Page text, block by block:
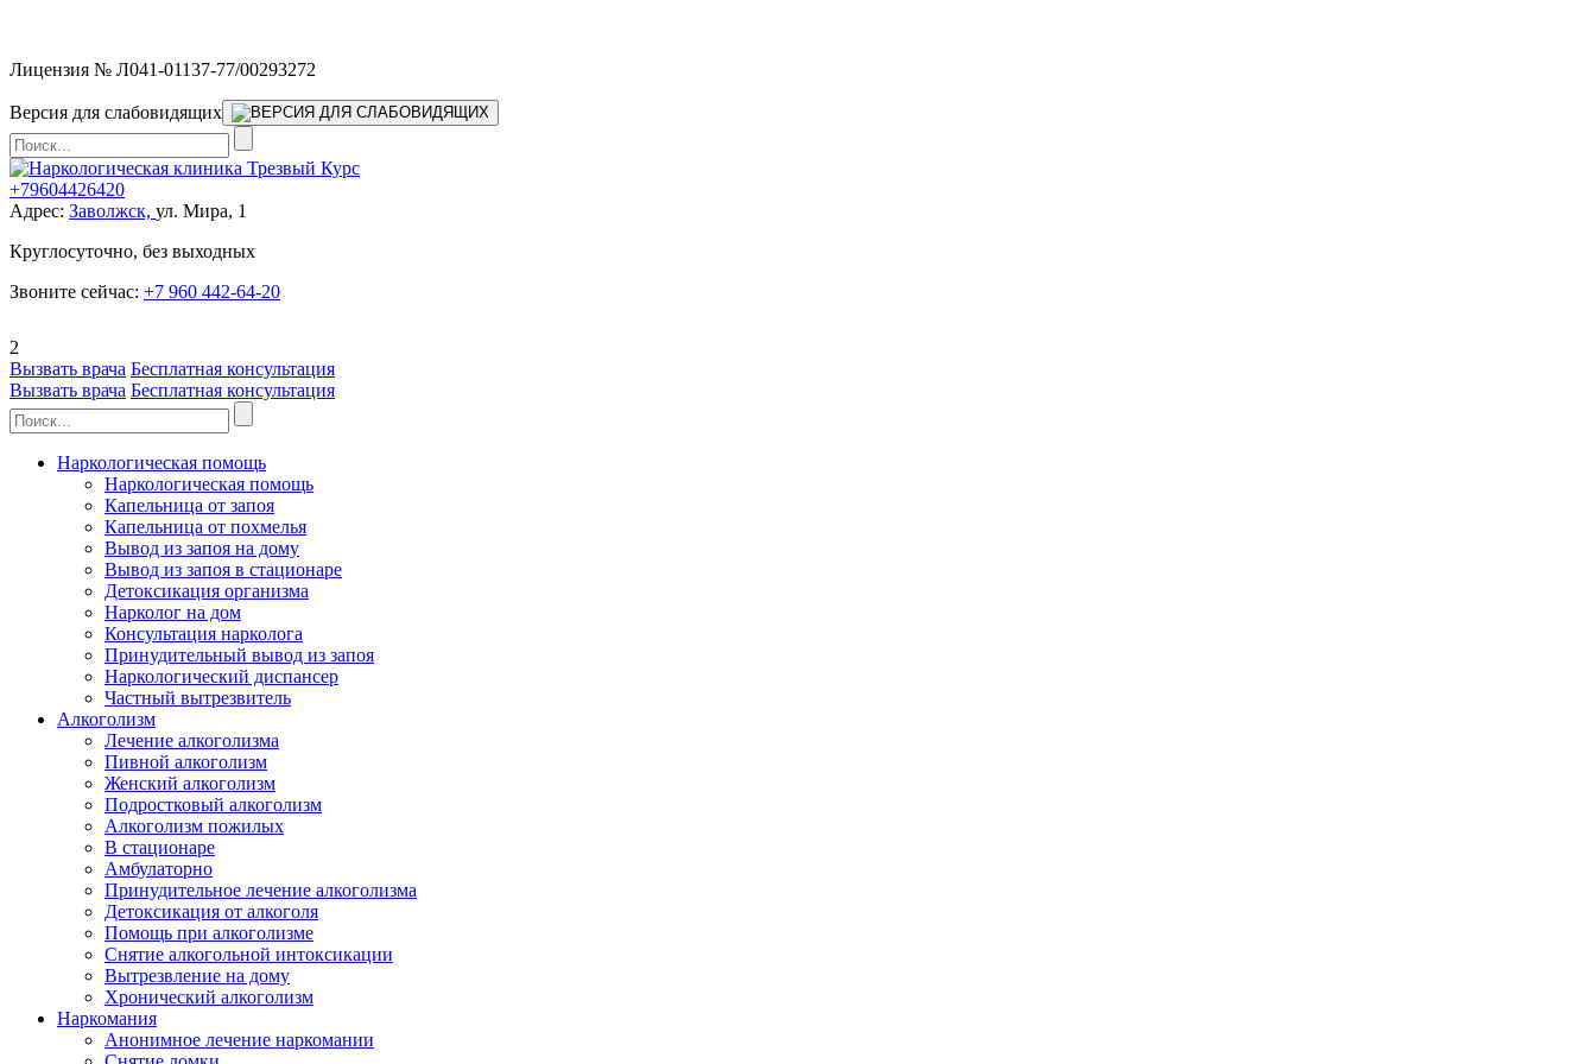
Лицензия № Л041-01137-77/00293272
Версия для слабовидящих
+79604426420
Адрес: Заволжск, ул. Мира, 1
Круглосуточно, без выходных
Звоните сейчас: +7 960 442-64-20
2
Вызвать врача Бесплатная консультация
Вызвать врача Бесплатная консультация
Наркологическая помощь
Наркологическая помощь
Капельница от запоя
Капельница от похмелья
Вывод из запоя на дому
Вывод из запоя в стационаре
Детоксикация организма
Нарколог на дом
Консультация нарколога
Принудительный вывод из запоя
Наркологический диспансер
Частный вытрезвитель
Алкоголизм
Лечение алкоголизма
Пивной алкоголизм
Женский алкоголизм
Подростковый алкоголизм
Алкоголизм пожилых
В стационаре
Амбулаторно
Принудительное лечение алкоголизма
Детоксикация от алкоголя
Помощь при алкоголизме
Снятие алкогольной интоксикации
Вытрезвление на дому
Хронический алкоголизм
Наркомания
Анонимное лечение наркомании